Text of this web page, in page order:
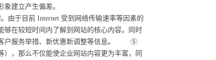
建立产生偏差。
于目前 Internet 受到网络传输速率等因素的
够在较短时间内了解到网站的核心内容。同时
客户服务举措、新优惠新调整等信息。 ⑤
，那么不仅能使企业网站内容更为丰富，同